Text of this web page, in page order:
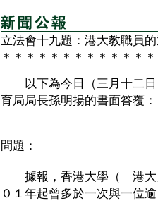
立法會十九題：港大教職員
＊＊＊＊＊＊＊＊＊＊＊＊
以下為今日（三月十二日
育局局長孫明揚的書面答覆：
問題：
據報，香港大學（「港大
０１年起曾多於一次與一位